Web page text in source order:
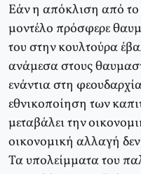
Εάν η απόκλιση από το
μοντέλο πρόσφερε
του στην κουλτούρα
ανάμεσα στους
ενάντια στη
εθνικοποίηση των
μεταβάλει την
οικονομική αλλαγή
Τα υπολείμματα του